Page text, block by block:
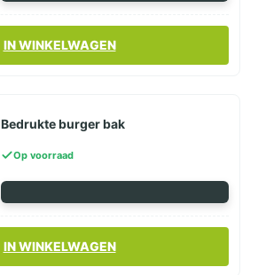
IN WINKELWAGEN
Bedrukte burger bak
Op voorraad
IN WINKELWAGEN